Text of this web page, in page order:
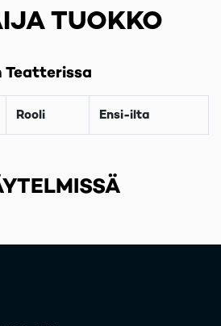
TUOKKO
Teatterissa
Rooli Ensi-ilta